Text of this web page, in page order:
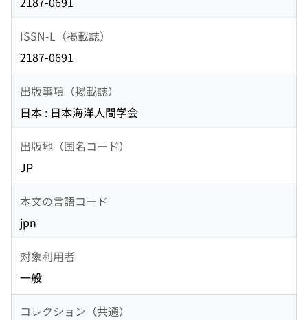
ISSN-L（掲載誌）
2187-0691
出版事項（掲載誌）
日本 : 日本海洋人間学会
出版地（国名コード）
JP
本文の言語コード
jpn
対象利用者
一般
コレクション（共通）